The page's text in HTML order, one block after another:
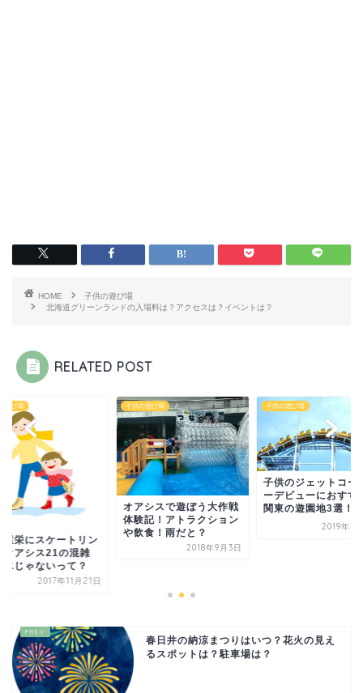
HOME
子供の遊び場
北海道グリーンランドの入場料は？アクセスは？イベントは？
RELATED POST
遊び場
屋栄にスケートリン
オアシス21の混雑
氷じゃないって？
2017年11月21日
子供の遊び場
オアシスで遊ぼう大作戦
体験記！アトラクション
や飲食！雨だと？
2018年9月3日
子供の遊び場
子供のジェットコー
ーデビューにおすす
関東の遊園地3選！
2019年7
春日井の納涼まつりはいつ？花火の見え
るスポットは？駐車場は？